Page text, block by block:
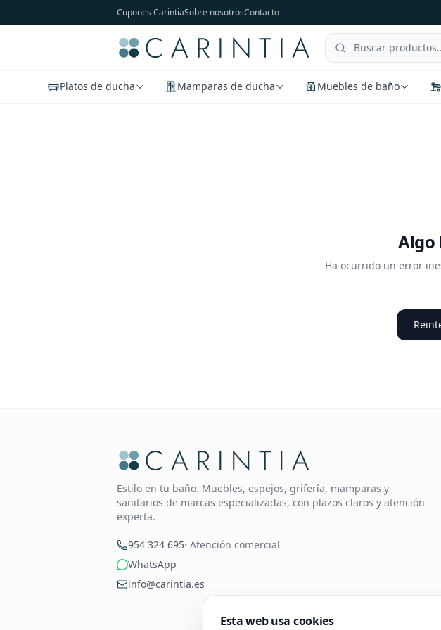
Cupones CarintiaSobre nosotrosContacto
Platos de ducha Mamparas de ducha Muebles de baño
Algo
Ha ocurrido un error
Estilo en tu baño. Muebles, espejos, grifería, mamparas y
sanitarios de marcas especializadas, con plazos claros y atención
experta.
954 324 695· Atención comercial
WhatsApp
info@carintia.es
Esta web usa cookies